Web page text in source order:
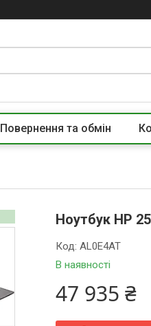
Повернення та обмін
Ноутбук HP
В наявності
Код:AL0E4AT
47 935 ₴